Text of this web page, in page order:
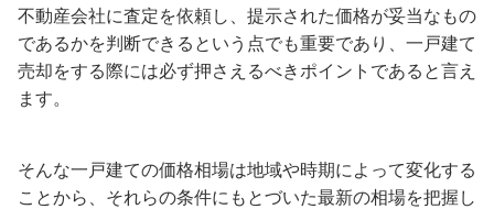
不動産会社に査定を依頼し、提示された価格が妥当なもの
であるかを判断できるという点でも重要であり、一戸建て
売却をする際には必ず押さえるべきポイントであると言え
ます。
そんな一戸建ての価格相場は地域や時期によって変化する
ことから、それらの条件にもとづいた最新の相場を把握し